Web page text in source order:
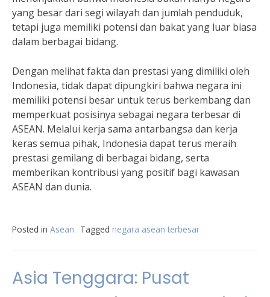
yang besar dari segi wilayah dan jumlah penduduk,
tetapi juga memiliki potensi dan bakat yang luar biasa
dalam berbagai bidang.
Dengan melihat fakta dan prestasi yang dimiliki oleh
Indonesia, tidak dapat dipungkiri bahwa negara ini
memiliki potensi besar untuk terus berkembang dan
memperkuat posisinya sebagai negara terbesar di
ASEAN. Melalui kerja sama antarbangsa dan kerja
keras semua pihak, Indonesia dapat terus meraih
prestasi gemilang di berbagai bidang, serta
memberikan kontribusi yang positif bagi kawasan
ASEAN dan dunia.
Posted in Asean Tagged negara asean terbesar
Asia Tenggara: Pusat